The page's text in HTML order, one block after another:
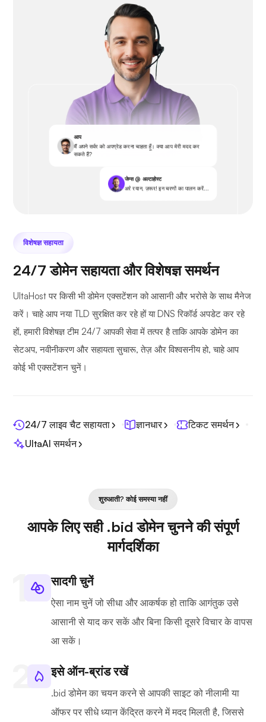
आप
मैं अपने सर्वर को अपग्रेड करना चाहता हूँ। क्या आप मेरी मदद कर
सकते हैं?
जेम्स @ अल्टाहोस्ट
अरे रयान, ज़रूर! इन चरणों का पालन करें...
विशेषज्ञ सहायता
24/7 डोमेन सहायता और विशेषज्ञ समर्थन
UltaHost पर किसी भी डोमेन एक्सटेंशन को आसानी और भरोसे के साथ मैनेज
करें। चाहे आप नया TLD सुरक्षित कर रहे हों या DNS रिकॉर्ड अपडेट कर रहे
हों, हमारी विशेषज्ञ टीम 24/7 आपकी सेवा में तत्पर है ताकि आपके डोमेन का
सेटअप, नवीनीकरण और सहायता सुचारू, तेज़ और विश्वसनीय हो, चाहे आप
कोई भी एक्सटेंशन चुनें।
24/7 लाइव चैट सहायता ज्ञानधार
टिकट समर्थन
UltaAI समर्थन
शुरुआती? कोई समस्या नहीं
आपके लिए सही .bid डोमेन चुनने की संपूर्ण
मार्गदर्शिका
सादगी चुनें
ऐसा नाम चुनें जो सीधा और आकर्षक हो ताकि आगंतुक उसे
आसानी से याद कर सकें और बिना किसी दूसरे विचार के वापस
आ सकें।
इसे ऑन-ब्रांड रखें
.bid डोमेन का चयन करने से आपकी साइट को नीलामी या
ऑफर पर सीधे ध्यान केंद्रित करने में मदद मिलती है, जिससे